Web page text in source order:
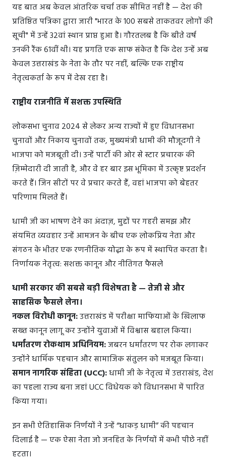
यह बात अब केवल आंतरिक चर्चा तक सीमित नहीं है — देश की
प्रतिष्ठित पत्रिका द्वारा जारी "भारत के 100 सबसे ताकतवर लोगों की
सूची" में उन्हें 32वां स्थान प्राप्त हुआ है। गौरतलब है कि बीते वर्ष
उनकी रैंक 61वीं थी। यह प्रगति एक साफ संकेत है कि देश उन्हें अब
केवल उत्तराखंड के नेता के तौर पर नहीं, बल्कि एक राष्ट्रीय
नेतृत्वकर्ता के रूप में देख रहा है।
राष्ट्रीय राजनीति में सशक्त उपस्थिति
लोकसभा चुनाव 2024 से लेकर अन्य राज्यों में हुए विधानसभा
चुनावों और निकाय चुनावों तक, मुख्यमंत्री धामी की मौजूदगी ने
भाजपा को मजबूती दी। उन्हें पार्टी की ओर से स्टार प्रचारक की
ज़िम्मेदारी दी जाती है, और वे हर बार इस भूमिका में उत्कृष्ट प्रदर्शन
करते हैं। जिन सीटों पर वे प्रचार करते हैं, वहां भाजपा को बेहतर
परिणाम मिलते हैं।
धामी जी का भाषण देने का अंदाज़, मुद्दों पर गहरी समझ और
संयमित व्यवहार उन्हें आमजन के बीच एक लोकप्रिय नेता और
संगठन के भीतर एक रणनीतिक योद्धा के रूप में स्थापित करता है।
निर्णायक नेतृत्व: सशक्त कानून और नीतिगत फैसले
धामी सरकार की सबसे बड़ी विशेषता है — तेजी से और
साहसिक फैसले लेना।
नकल विरोधी कानून:उत्तराखंड में परीक्षा माफियाओं के खिलाफ
सख्त कानून लागू कर उन्होंने युवाओं में विश्वास बहाल किया।
धर्मांतरण रोकथाम अधिनियम:जबरन धर्मांतरण पर रोक लगाकर
उन्होंने धार्मिक पहचान और सामाजिक संतुलन को मजबूत किया।
समान नागरिक संहिता (UCC):धामी जी के नेतृत्व में उत्तराखंड, देश
का पहला राज्य बना जहां UCC विधेयक को विधानसभा में पारित
किया गया।
इन सभी ऐतिहासिक निर्णयों ने उन्हें “धाकड़ धामी” की पहचान
दिलाई है — एक ऐसा नेता जो जनहित के निर्णयों में कभी पीछे नहीं
हटता।